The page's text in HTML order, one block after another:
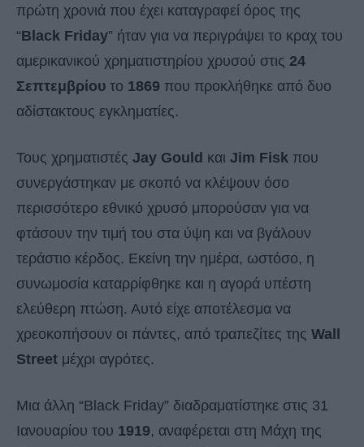
πρώτη χρονιά που έχει καταγραφεί όρος της
“Black Friday” ήταν για να περιγράψει το κραχ του
αμερικανικού χρηματιστηρίου χρυσού στις 24
Σεπτεμβρίου το 1869 που προκλήθηκε από δυο
αδίστακτους εγκληματίες.
Τους χρηματιστές Jay Gould και Jim Fisk που
συνεργάστηκαν με σκοπό να κλέψουν όσο
περισσότερο εθνικό χρυσό μπορούσαν για να
φτάσουν την τιμή του στα ύψη και να βγάλουν
τεράστιο κέρδος. Εκείνη την ημέρα, ωστόσο, η
συνωμοσία καταρρίφθηκε και η αγορά υπέστη
ελεύθερη πτώση. Αυτό είχε αποτέλεσμα να
χρεοκοπήσουν οι πάντες, από τραπεζίτες της Wall
Street μέχρι αγρότες.
Μια άλλη “Black Friday” διαδραματίστηκε στις 31
Ιανουαρίου του 1919, αναφέρεται στη Μάχη της